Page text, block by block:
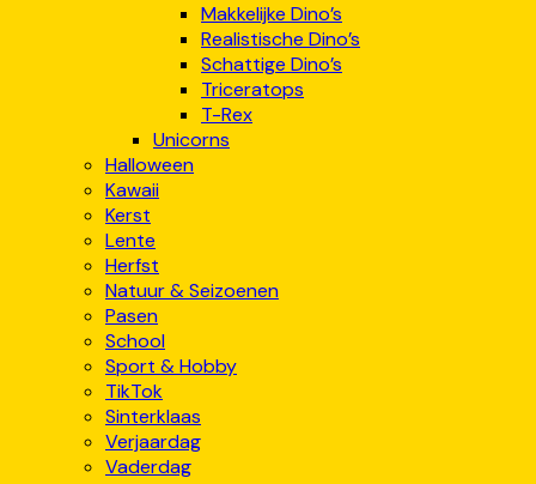
Makkelijke Dino’s
Realistische Dino’s
Schattige Dino’s
Triceratops
T-Rex
Unicorns
Halloween
Kawaii
Kerst
Lente
Herfst
Natuur & Seizoenen
Pasen
School
Sport & Hobby
TikTok
Sinterklaas
Verjaardag
Vaderdag